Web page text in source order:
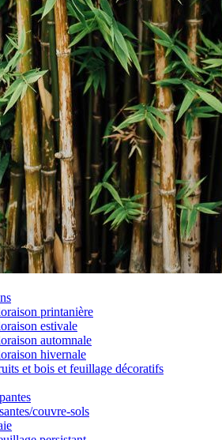
printanière
estivale
automnale
hivernale
et bois et feuillage décoratifs
couvre-sols